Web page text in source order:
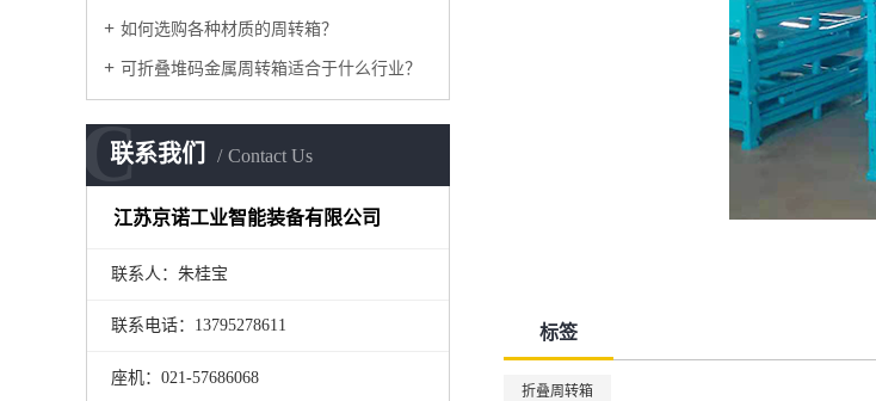
如何选购各种材质的周转箱？
可折叠堆码金属周转箱适合于什么行业？
联系我们 Contact Us
C
江苏京诺工业智能装备有限公司
联系人：朱桂宝
联系电话：13795278611
座机：021-57686068
标签
折叠周转箱